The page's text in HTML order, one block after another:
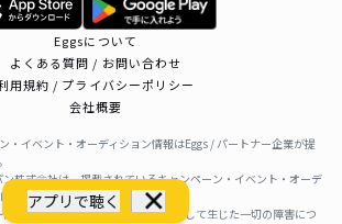
アプリで聴く
Eggsについて
よくある質問 / お問い合わせ
用規約 / プライバシーポリシー
会社概要
・イベント・オーディション情報はEggs / パートナー企業が提
株式会社は、掲載されているキャンペーン・イベント・オーデ
ておりません。
ベント・オーディション情報を利用して生じた一切の障害につ